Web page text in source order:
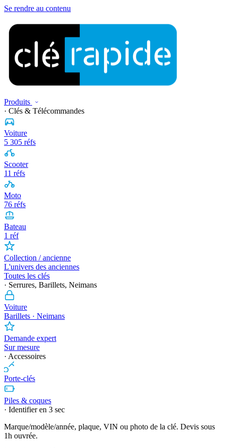
Se rendre au contenu
Produits
· Clés & Télécommandes
Voiture
5 305 réfs
Scooter
11 réfs
Moto
76 réfs
Bateau
1 réf
Collection / ancienne
L'univers des anciennes
Toutes les clés
· Serrures, Barillets, Neimans
Voiture
Barillets · Neimans
Demande expert
Sur mesure
· Accessoires
Porte-clés
Piles & coques
· Identifier en 3 sec
Marque/modèle/année, plaque, VIN ou photo de la clé. Devis sous
1h ouvrée.